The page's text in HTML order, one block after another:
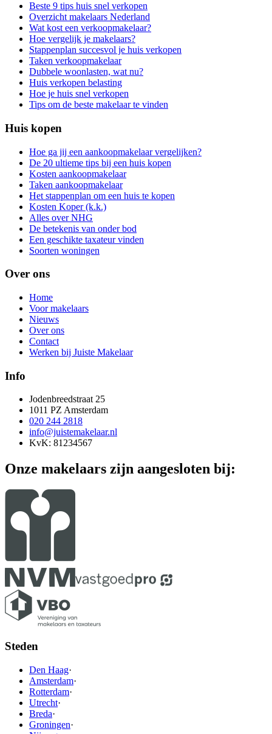
Beste 9 tips huis snel verkopen
Overzicht makelaars Nederland
Wat kost een verkoopmakelaar?
Hoe vergelijk je makelaars?
Stappenplan succesvol je huis verkopen
Taken verkoopmakelaar
Dubbele woonlasten, wat nu?
Huis verkopen belasting
Hoe je huis snel verkopen
Tips om de beste makelaar te vinden
Huis kopen
Hoe ga jij een aankoopmakelaar vergelijken?
De 20 ultieme tips bij een huis kopen
Kosten aankoopmakelaar
Taken aankoopmakelaar
Het stappenplan om een huis te kopen
Kosten Koper (k.k.)
Alles over NHG
De betekenis van onder bod
Een geschikte taxateur vinden
Soorten woningen
Over ons
Home
Voor makelaars
Nieuws
Over ons
Contact
Werken bij Juiste Makelaar
Info
Jodenbreedstraat 25
1011 PZ Amsterdam
020 244 2818
info@juistemakelaar.nl
KvK: 81234567
Onze makelaars zijn aangesloten bij:
Steden
Den Haag·
Amsterdam·
Rotterdam·
Utrecht·
Breda·
Groningen·